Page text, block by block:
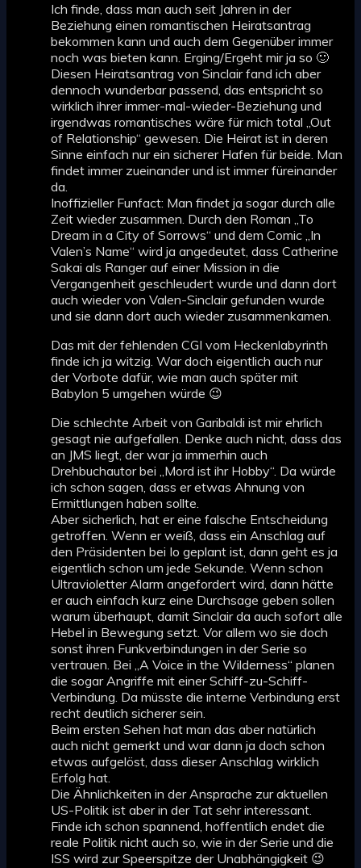
Ich finde, dass man auch seit Jahren in der
Beziehung einen romantischen Heiratsantrag
bekommen kann und auch dem Gegenüber immer
noch was bieten kann. Erging/Ergeht mir ja so 🙂
Diesen Heiratsantrag von Sinclair fand ich aber
dennoch wunderbar passend, das entspricht so
wirklich ihrer immer-mal-wieder-Beziehung und
irgendwas romantisches wäre für mich total „Out
of Relationship“ gewesen. Die Heirat ist in deren
Sinne einfach nur ein sicherer Hafen für beide. Man
findet immer zueinander und ist immer füreinander
da.
Inoffizieller Funfact: Man findet ja sogar durch alle
Zeit wieder zusammen. Durch den Roman „To
Dream in a City of Sorrows“ und dem Comic „In
Valen’s Name“ wird ja angedeutet, dass Catherine
Sakai als Ranger auf einer Mission in die
Vergangenheit geschleudert wurde und dann dort
auch wieder von Valen-Sinclair gefunden wurde
und sie dann dort auch wieder zusammenkamen.
Das mit der fehlenden CGI vom Heckenlabyrinth
finde ich ja witzig. War doch eigentlich auch nur
der Vorbote dafür, wie man auch später mit
Babylon 5 umgehen würde 😉
Die schlechte Arbeit von Garibaldi ist mir ehrlich
gesagt nie aufgefallen. Denke auch nicht, dass das
an JMS liegt, der war ja immerhin auch
Drehbuchautor bei „Mord ist ihr Hobby“. Da würde
ich schon sagen, dass er etwas Ahnung von
Ermittlungen haben sollte.
Aber sicherlich, hat er eine falsche Entscheidung
getroffen. Wenn er weiß, dass ein Anschlag auf
den Präsidenten bei Io geplant ist, dann geht es ja
eigentlich schon um jede Sekunde. Wenn schon
Ultravioletter Alarm angefordert wird, dann hätte
er auch einfach kurz eine Durchsage geben sollen
warum überhaupt, damit Sinclair da auch sofort alle
Hebel in Bewegung setzt. Vor allem wo sie doch
sonst ihren Funkverbindungen in der Serie so
vertrauen. Bei „A Voice in the Wilderness“ planen
die sogar Angriffe mit einer Schiff-zu-Schiff-
Verbindung. Da müsste die interne Verbindung erst
recht deutlich sicherer sein.
Beim ersten Sehen hat man das aber natürlich
auch nicht gemerkt und war dann ja doch schon
etwas aufgelöst, dass dieser Anschlag wirklich
Erfolg hat.
Die Ähnlichkeiten in der Ansprache zur aktuellen
US-Politik ist aber in der Tat sehr interessant.
Finde ich schon spannend, hoffentlich endet die
reale Politik nicht auch so, wie in der Serie und die
ISS wird zur Speerspitze der Unabhängigkeit 😉